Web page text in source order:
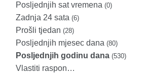
Posljednjih sat vremena (0)
Zadnja 24 sata (6)
Prošli tjedan (28)
Posljednjih mjesec dana (80)
Posljednjih godinu dana (530)
Vlastiti raspon…